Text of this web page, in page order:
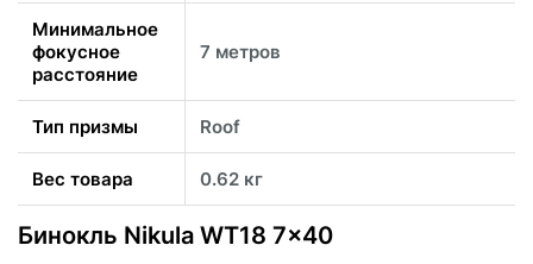
Минимальное
фокусное
расстояние
7 метров
Тип призмы Roof
Вес товара 0.62 кг
Бинокль Nikula WT18 7x40